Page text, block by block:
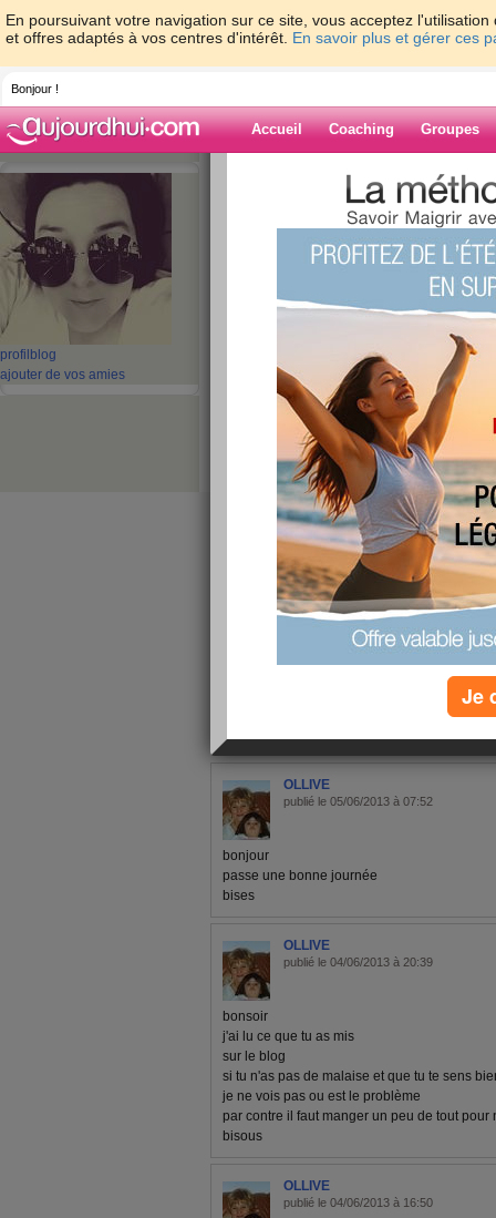
En poursuivant votre navigation sur ce site, vous acceptez
et offres adaptés à vos centres d'intérêt. En savoir plus et gérer ces
Bonjour !
Accueil Coaching Groupes
profil blog
ajouter de vos amies
> > repas
Blog de
repas du 3juin
aujourd hui mes repas c t cafe un yaourt 4
salade laitue (100g) est allumette de poulet
un cafe une banane et un yaourt ce soir
mon podometre a encore depasser les 10000
attender avec mon gineco resultat il a rien pu
retourner .. mais bon sinon j ai eu un moment
car elle m indiquer 105kg et la miene 101.4kg
depuis le tps kil la donc verdicte mardi
Suiv. › »
OLLIVE
publié le 05/06/2013 à 07:52
bonjour
passe une bonne journée
bises
OLLIVE
publié le 04/06/2013 à 20:39
bonsoir
j'ai lu ce que tu as mis
sur le blog
si tu n'as pas de malaise et que tu te sens
je ne vois pas ou est le problème
par contre il faut manger un peu de tout
bisous
OLLIVE
publié le 04/06/2013 à 16:50
Je